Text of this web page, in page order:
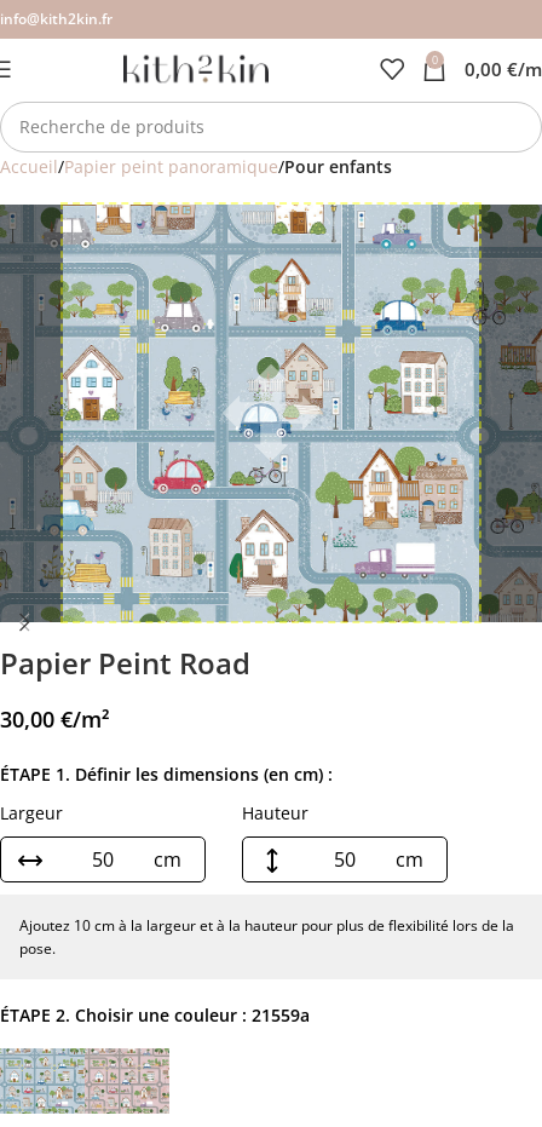
info@kith2kin.fr
0 0,00 €/
Accueil Papier peint panoramique Pour enfants
Papier Peint Road
30,00 €/m²
ÉTAPE 1. Définir les dimensions (en cm) :
Largeur
cm
Hauteur
cm
Ajoutez 10 cm à la largeur et à la hauteur pour plus de flexibilité lors de la
pose.
ÉTAPE 2. Choisir une couleur : 21559a